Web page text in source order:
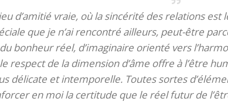
d’amitié vraie, où la sincérité des relations
que je n’ai rencontré ailleurs, peut-être
bonheur réel, d’imaginaire orienté vers
respect de la dimension d’âme offre à l’être
délicate et intemporelle. Toutes sortes
en moi la certitude que le réel futur de